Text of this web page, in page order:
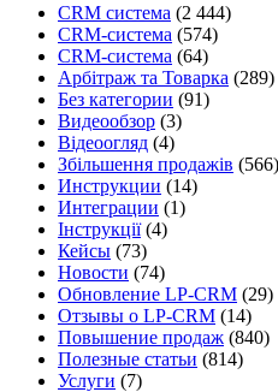
CRM система (2 444)
CRM-система (574)
CRM-система (64)
Арбітраж та Товарка (289)
Без категории (91)
Видеообзор (3)
Відеоогляд (4)
Збільшення продажів (566)
Инструкции (14)
Интеграции (1)
Інструкції(4)
Кейсы (73)
Новости (74)
Обновление LP-CRM (29)
Отзывы о LP-CRM (14)
Повышение продаж (840)
Полезные статьи (814)
Услуги (7)